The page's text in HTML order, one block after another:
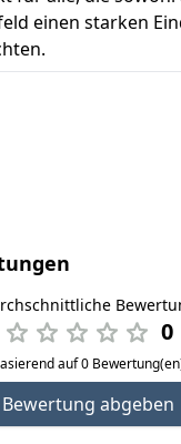
einen starken
0
auf 0
Bewertung abgeben